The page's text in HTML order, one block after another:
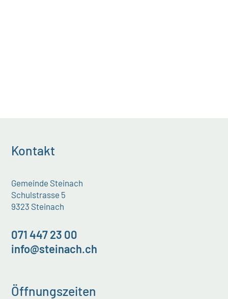
Kontakt
Gemeinde Steinach
Schulstrasse 5
9323 Steinach
071 447 23 00
info@steinach.ch
Öffnungszeiten